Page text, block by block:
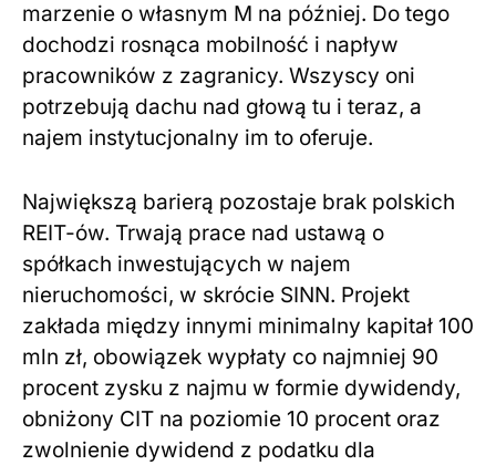
marzenie o własnym M na później. Do tego
dochodzi rosnąca mobilność i napływ
pracowników z zagranicy. Wszyscy oni
potrzebują dachu nad głową tu i teraz, a
najem instytucjonalny im to oferuje.
Największą barierą pozostaje brak polskich
REIT-ów. Trwają prace nad ustawą o
spółkach inwestujących w najem
nieruchomości, w skrócie SINN. Projekt
zakłada między innymi minimalny kapitał 100
mln zł, obowiązek wypłaty co najmniej 90
procent zysku z najmu w formie dywidendy,
obniżony CIT na poziomie 10 procent oraz
zwolnienie dywidend z podatku dla